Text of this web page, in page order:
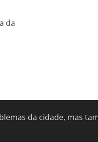
da
da cidade, mas